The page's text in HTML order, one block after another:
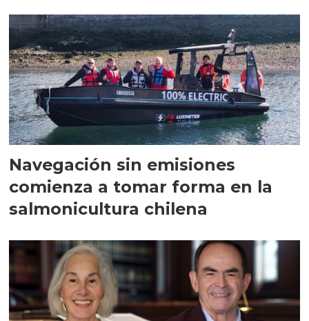
Navegación sin emisiones
comienza a tomar forma en la
salmonicultura chilena